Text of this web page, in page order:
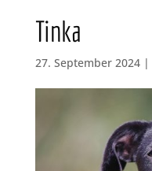
Tinka
27. September 2024 |